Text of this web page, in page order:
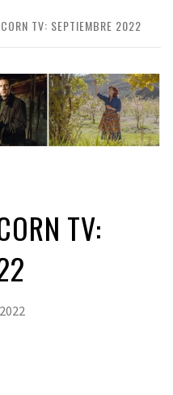
TV: SEPTIEMBRE 2022
TV: